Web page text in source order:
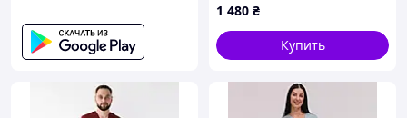
планками +SIZE
1 480 ₴
Купить